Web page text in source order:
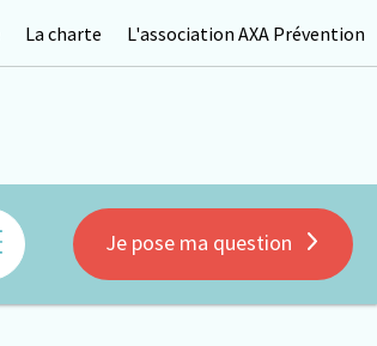
La charte L'association AXA Prévention
Je pose ma question